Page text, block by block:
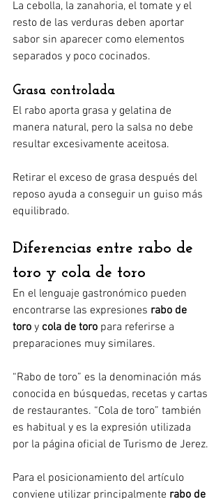
La cebolla, la zanahoria, el tomate y el
resto de las verduras deben aportar
sabor sin aparecer como elementos
separados y poco cocinados.
Grasa controlada
El rabo aporta grasa y gelatina de
manera natural, pero la salsa no debe
resultar excesivamente aceitosa.
Retirar el exceso de grasa después del
reposo ayuda a conseguir un guiso más
equilibrado.
Diferencias entre rabo de
toro y cola de toro
En el lenguaje gastronómico pueden
encontrarse las expresiones rabo de
toro y cola de toro para referirse a
preparaciones muy similares.
“Rabo de toro” es la denominación más
conocida en búsquedas, recetas y cartas
de restaurantes. “Cola de toro” también
es habitual y es la expresión utilizada
por la página oficial de Turismo de Jerez.
Para el posicionamiento del artículo
conviene utilizar principalmente rabo de